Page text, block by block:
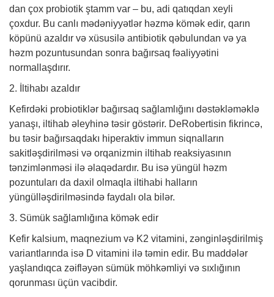
dan çox probiotik ştamm var – bu, adi qatıqdan xeyli
çoxdur. Bu canlı mədəniyyətlər həzmə kömək edir, qarın
köpünü azaldır və xüsusilə antibiotik qəbulundan və ya
həzm pozuntusundan sonra bağırsaq fəaliyyətini
normallaşdırır.
2. İltihabı azaldır
Kefirdəki probiotiklər bağırsaq sağlamlığını dəstəkləməklə
yanaşı, iltihab əleyhinə təsir göstərir. DeRobertisin fikrincə,
bu təsir bağırsaqdakı hiperaktiv immun siqnalların
sakitləşdirilməsi və orqanizmin iltihab reaksiyasının
tənzimlənməsi ilə əlaqədardır. Bu isə yüngül həzm
pozuntuları da daxil olmaqla iltihabi halların
yüngülləşdirilməsində faydalı ola bilər.
3. Sümük sağlamlığına kömək edir
Kefir kalsium, maqnezium və K2 vitamini, zənginləşdirilmiş
variantlarında isə D vitamini ilə təmin edir. Bu maddələr
yaşlandıqca zəifləyən sümük möhkəmliyi və sıxlığının
qorunması üçün vacibdir.